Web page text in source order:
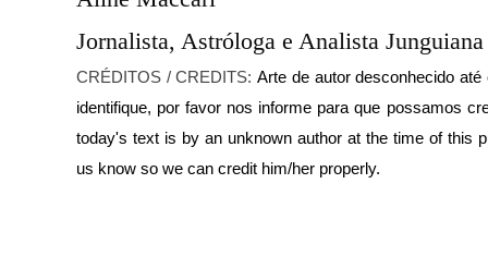
Jornalista, Astróloga e Analista Junguiana
CRÉDITOS / CREDITS:Arte de autor desconhecido
identifique, por favor nos informe para que possamos
today's text is by an unknown author at the time of this
us know so we can credit him/her properly.